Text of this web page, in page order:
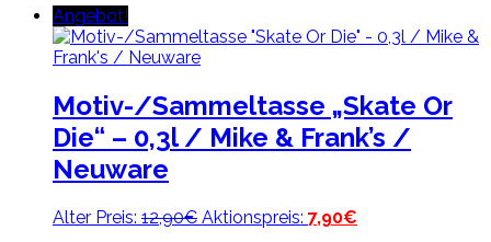
Angebot!
Motiv-/Sammeltasse „Skate Or
Die“ – 0,3l / Mike & Frank’s /
Neuware
Alter Preis: 12,90€ Ursprünglicher
Aktionspreis: 7,90€